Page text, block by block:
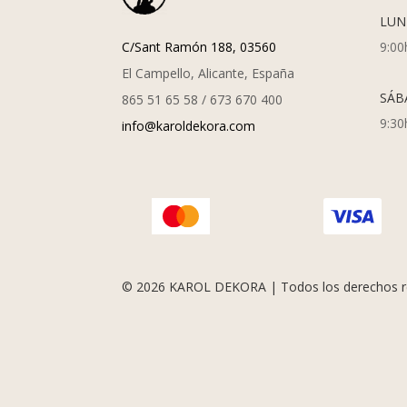
C/Sant Ramón 188, 03560
El Campello, Alicante, España
865 51 65 58 / 673 670 400
info@karoldekora.com
© 2026 KAROL DEKORA | Todos los derechos